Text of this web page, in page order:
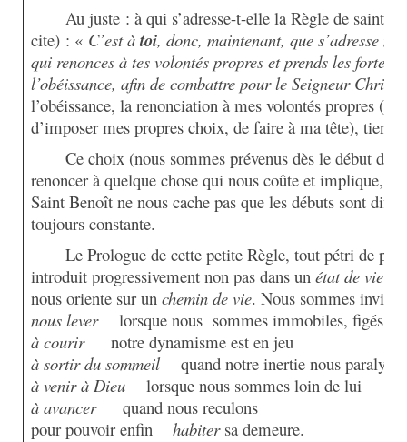
Au juste : à qui s’adresse-t-elle la Règle de saint
cite) : « C’est àtoi, donc, maintenant, que s’adresse
qui renonces à tes volontés propres et prends les fortes
l’obéissance, afin de combattre pour le Seigneur
l’obéissance, la renonciation à mes volontés propres
d’imposer mes propres choix, de faire à ma tête), tient
Ce choix (nous sommes prévenus dès le début du
renoncer à quelque chose qui nous coûte et implique,
Saint Benoît ne nous cache pas que les débuts sont
toujours constante.
Le Prologue de cette petite Règle, tout pétri de
introduit progressivement non pas dans un état de vie
nous oriente sur un chemin de vie. Nous sommes
nous lever
lorsque nous sommes immobiles, figés !
à courir
notre dynamisme est en jeu
à sortir du sommeil
quand notre inertie nous paralyse
à venir à Dieu
lorsque nous sommes loin de lui
à avancer
quand nous reculons
pour pouvoir enfin habitersa demeure.